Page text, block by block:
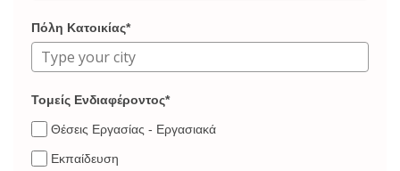
Πόλη Κατοικίας*
Τομείς Ενδιαφέροντος*
Θέσεις Εργασίας - Εργασιακά
Εκπαίδευση